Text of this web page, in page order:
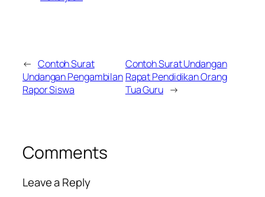
← Contoh Surat
Undangan Pengambilan
Rapor Siswa
Contoh Surat Undangan
Rapat Pendidikan Orang
Tua Guru →
Comments
Leave a Reply